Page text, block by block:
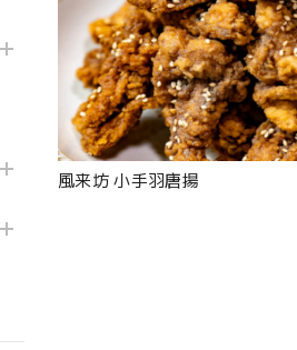
風来坊 小手羽唐揚